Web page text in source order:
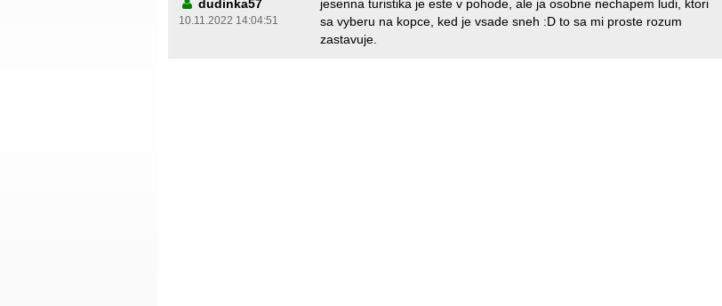
dudinka57
10.11.2022 14:04:51
jesenna turistika je este v pohode, ale ja osobne nechapem ludi, ktori
sa vyberu na kopce, ked je vsade sneh :D to sa mi proste rozum
zastavuje.